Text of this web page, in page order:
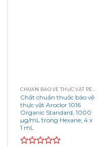
CHUẨN BẢO VỆ THỰC VẬT PESTICIDE STANDARDS
Chất chuẩn thuốc bảo vệ
thực vật Aroclor 1016
Organic Standard, 1000
µg/mL trong Hexane; 4 x
1 mL